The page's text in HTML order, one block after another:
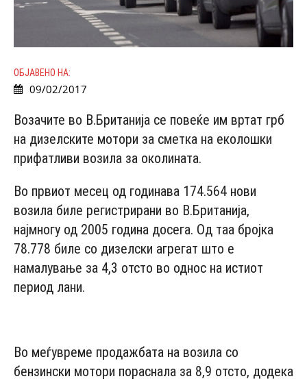
ОБЈАВЕНО НА:
09/02/2017
Возачите во В.Британија се повеќе им вртат грб
на дизелските мотори за сметка на еколошки
прифатливи возила за околината.
Во првиот месец од годинава 174.564 нови
возила биле регистрирани во В.Британија,
најмногу од 2005 година досега. Од таа бројка
78.778 биле со дизелски агрегат што е
намалување за 4,3 отсто во однос на истиот
период лани.
Во меѓувреме продажбата на возила со
бензински мотори пораснала за 8,9 отсто, додека